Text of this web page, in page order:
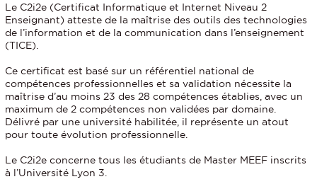
Le C2i2e (Certificat Informatique et Internet Niveau 2
Enseignant) atteste de la maîtrise des outils des technologies
de l’information et de la communication dans l’enseignement
(TICE).
Ce certificat est basé sur un référentiel national de
compétences professionnelles et sa validation nécessite la
maîtrise d’au moins 23 des 28 compétences établies, avec un
maximum de 2 compétences non validées par domaine.
Délivré par une université habilitée, il représente un atout
pour toute évolution professionnelle.
Le C2i2e concerne tous les étudiants de Master MEEF inscrits
à l’Université Lyon 3.